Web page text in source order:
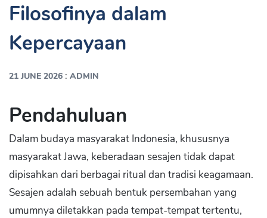
Filosofinya dalam
Kepercayaan
21 JUNE 2026 : ADMIN
Pendahuluan
Dalam budaya masyarakat Indonesia, khususnya
masyarakat Jawa, keberadaan sesajen tidak dapat
dipisahkan dari berbagai ritual dan tradisi keagamaan.
Sesajen adalah sebuah bentuk persembahan yang
umumnya diletakkan pada tempat-tempat tertentu,